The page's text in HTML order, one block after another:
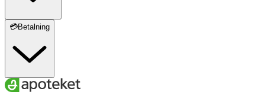
Innehåll
surhetsreglerande medel (äppelsyra), magnesium
(magnesiummalat), Guérande-havssalt, C-vitamin
(kalciumaskorbat), naturlig arom, koncentrat (rädisa,
svartvinbär, äpple), sötningsmedel (steviolglykosider från
💳Betalning